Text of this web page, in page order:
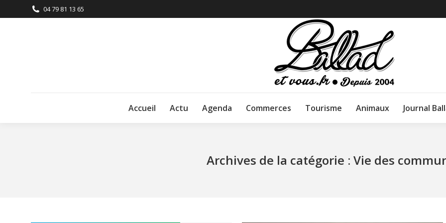
04 79 81 13 65
Accueil Actu Agenda Commerces Tourisme Animaux Journal
Archives de la catégorie : Vie des